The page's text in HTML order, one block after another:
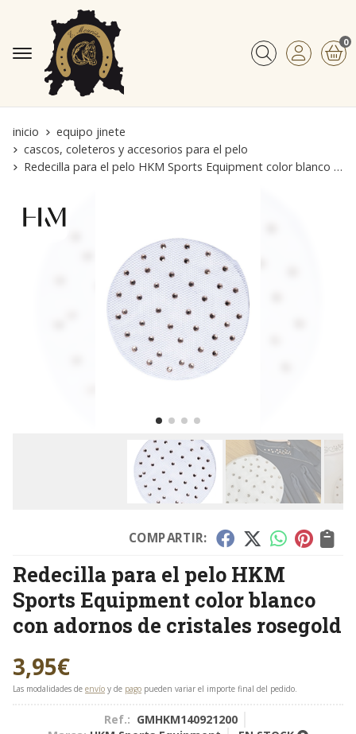
Buscar
0
inicio
equipo jinete
cascos, coleteros y accesorios para el pelo
Redecilla para el pelo HKM Sports Equipment color blanco con adornos de cristales rosegold
COMPARTIR:
Redecilla para el pelo HKM
Sports Equipment color blanco
con adornos de cristales rosegold
3,95€
Las modalidades de envío y de pago pueden variar el importe final del pedido.
Ref.: GMHKM140921200